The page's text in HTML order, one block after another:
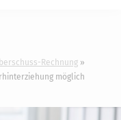
Rechnung
möglich